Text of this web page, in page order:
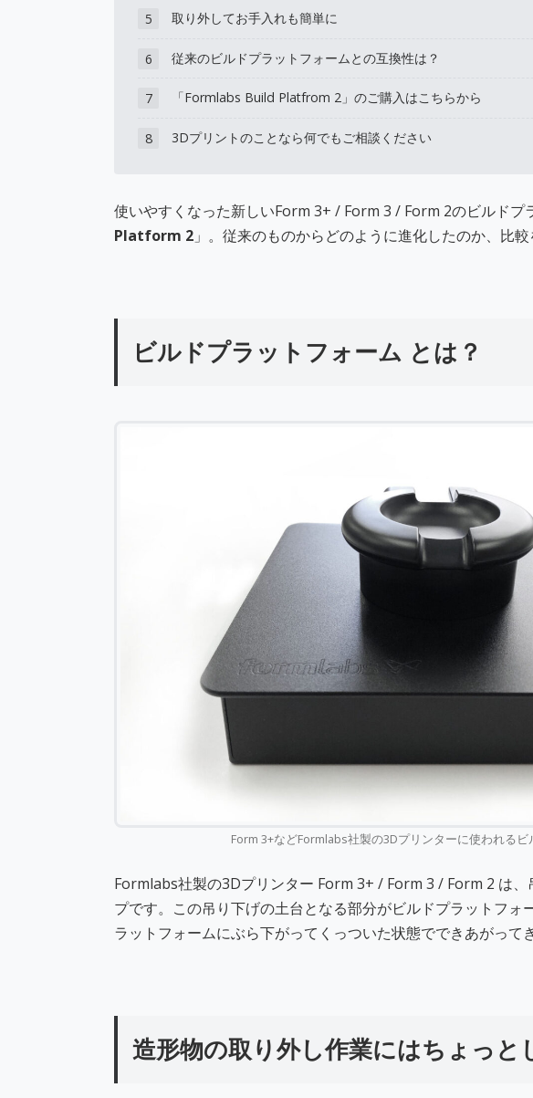
5 取り外してお手入れも簡単に
6 従来のビルドプラットフォームとの互換性は？
7 「Formlabs Build Platfrom 2」のご購入はこちらから
8 3Dプリントのことなら何でもご相談ください
使いやすくなった新しいForm 3+ / Form 3 / Form 2のビルドプ
Platform 2」。従来のものからどのように進化したのか、比較
ビルドプラットフォーム とは？
Form 3+などFormlabs社製の3Dプリンターに使われる
Formlabs社製の3Dプリンター Form 3+ / Form 3 / Form 2 は、
プです。この吊り下げの土台となる部分がビルドプラットフォ
ラットフォームにぶら下がってくっついた状態でできあがってき
造形物の取り外し作業にはちょっと